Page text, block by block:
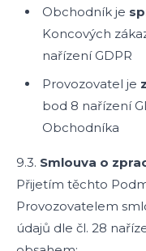
Obchodník je
Koncových
nařízení GDPR
Provozovatel je
bod 8 nařízení
Obchodníka
9.3. Smlouva o
Přijetím těchto
Provozovatelem
údajů dle čl. 28